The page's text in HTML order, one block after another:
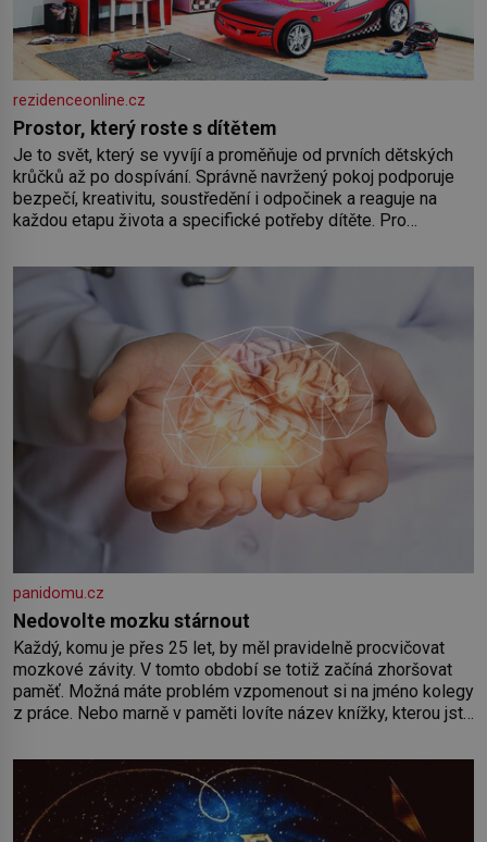
rezidenceonline.cz
Prostor, který roste s dítětem
Je to svět, který se vyvíjí a proměňuje od prvních dětských
krůčků až po dospívání. Správně navržený pokoj podporuje
bezpečí, kreativitu, soustředění i odpočinek a reaguje na
každou etapu života a specifické potřeby dítěte. Pro
by pokoj miminka měl působit především klidně a útulně.
Předškolní věk je
panidomu.cz
Nedovolte mozku stárnout
Každý, komu je přes 25 let, by měl pravidelně procvičovat
mozkové závity. V tomto období se totiž začíná zhoršovat
paměť. Možná máte problém vzpomenout si na jméno kolegy
z práce. Nebo marně v paměti lovíte název knížky, kterou jste
paměť rozhodla stávkovat. Cvičte